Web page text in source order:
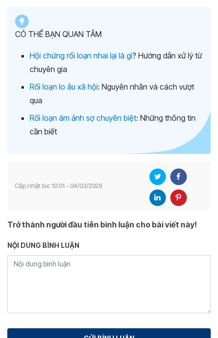
CÓ THỂ BẠN QUAN TÂM
Hội chứng rối loạn nhai lại là gì? Hướng dẫn xử lý từ
chuyên gia
Rối loạn lo âu xã hội: Nguyên nhân và cách vượt
qua
Rối loạn ám ảnh sợ chuyên biệt: Những thông tin
cần biết
Cập nhật lúc 10:01 - 04/03/2026
Trở thành người đầu tiên bình luận cho bài viết này!
NỘI DUNG BÌNH LUẬN